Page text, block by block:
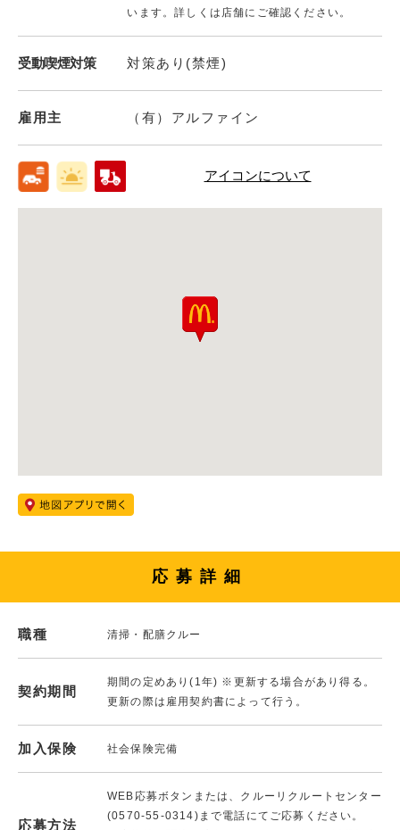
います。詳しくは店舗にご確認ください。
受動喫煙対策 対策あり(禁煙)
雇用主 （有）アルファイン
アイコンについて
応募詳細
職種 清掃・配膳クルー
契約期間
期間の定めあり(1年) ※更新する場合があり得る。
更新の際は雇用契約書によって行う。
加入保険 社会保険完備
応募方法
WEB応募ボタンまたは、クルーリクルートセンター
(0570-55-0314)まで電話にてご応募ください。